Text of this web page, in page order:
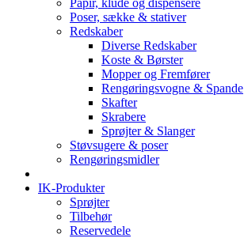
Papir, klude og dispensere
Poser, sække & stativer
Redskaber
Diverse Redskaber
Koste & Børster
Mopper og Fremfører
Rengøringsvogne & Spande
Skafter
Skrabere
Sprøjter & Slanger
Støvsugere & poser
Rengøringsmidler
IK-Produkter
Sprøjter
Tilbehør
Reservedele